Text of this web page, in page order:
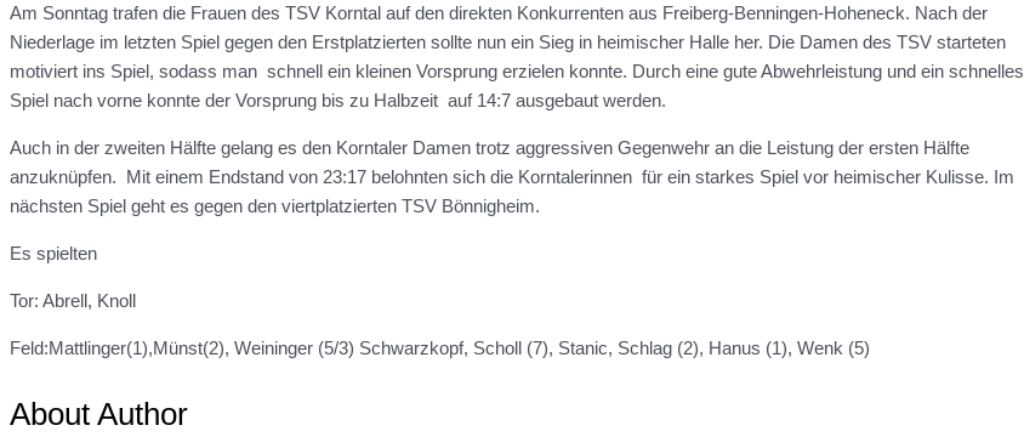
Am Sonntag trafen die Frauen des TSV Korntal auf den direkten Konkurrenten aus Freiberg-Benningen-Hoheneck. Nach der
Niederlage im letzten Spiel gegen den Erstplatzierten sollte nun ein Sieg in heimischer Halle her. Die Damen des TSV starteten
motiviert ins Spiel, sodass man schnell ein kleinen Vorsprung erzielen konnte. Durch eine gute Abwehrleistung und ein schnelles
Spiel nach vorne konnte der Vorsprung bis zu Halbzeit auf 14:7 ausgebaut werden.
Auch in der zweiten Hälfte gelang es den Korntaler Damen trotz aggressiven Gegenwehr an die Leistung der ersten Hälfte
anzuknüpfen. Mit einem Endstand von 23:17 belohnten sich die Korntalerinnen für ein starkes Spiel vor heimischer Kulisse. Im
nächsten Spiel geht es gegen den viertplatzierten TSV Bönnigheim.
Es spielten
Tor: Abrell, Knoll
Feld:Mattlinger(1),Münst(2), Weininger (5/3) Schwarzkopf, Scholl (7), Stanic, Schlag (2), Hanus (1), Wenk (5)
About Author